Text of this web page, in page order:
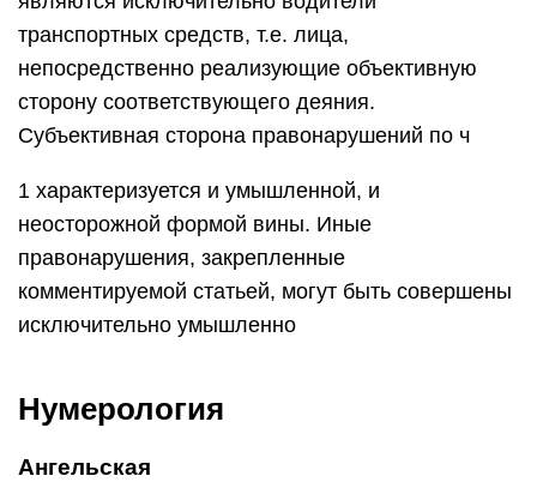
транспортных средств, т.е. лица,
непосредственно реализующие объективную
сторону соответствующего деяния.
Субъективная сторона правонарушений по ч
1 характеризуется и умышленной, и
неосторожной формой вины. Иные
правонарушения, закрепленные
комментируемой статьей, могут быть совершены
исключительно умышленно
Нумерология
Ангельская